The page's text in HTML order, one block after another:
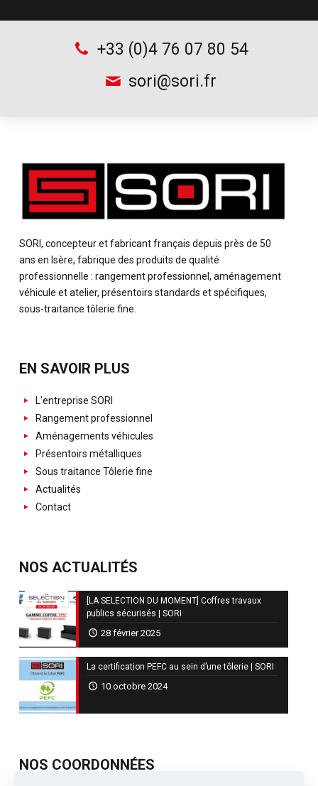
+33 (0)4 76 07 80 54
sori@sori.fr
SORI, concepteur et fabricant français depuis près de 50
ans en Isère, fabrique des produits de qualité
professionnelle : rangement professionnel, aménagement
véhicule et atelier, présentoirs standards et spécifiques,
sous-traitance tôlerie fine.
EN SAVOIR PLUS
L'entreprise SORI
Rangement professionnel
Aménagements véhicules
Présentoirs métalliques
Sous traitance Tôlerie fine
Actualités
Contact
NOS ACTUALITÉS
[LA SELECTION DU MOMENT] Coffres travaux
publics sécurisés | SORI
28 février 2025
La certification PEFC au sein d’une tôlerie | SORI
10 octobre 2024
NOS COORDONNÉES